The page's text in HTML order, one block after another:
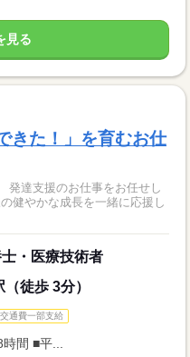
見る
きた！」を育むお仕
発達支援のお仕事をお任せし
健やかな成長を一緒に応援し
・医療技術者
徒歩 3分）
交通費一部支給
間 ■平...